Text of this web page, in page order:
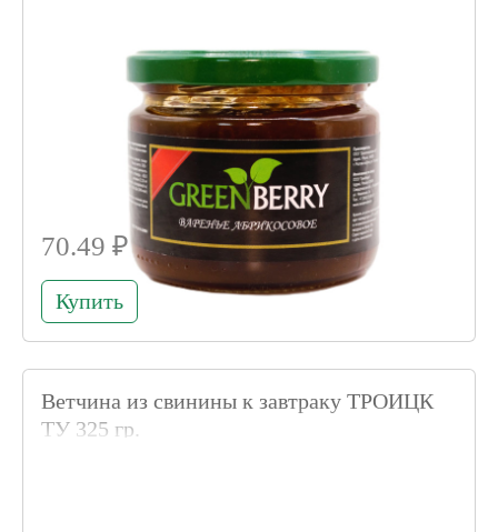
70.49 ₽
Купить
Ветчина из свинины к завтраку ТРОИЦК
ТУ 325 гр.